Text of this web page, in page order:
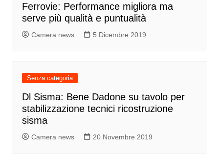
Ferrovie: Performance migliora ma
serve più qualità e puntualità
Camera news 5 Dicembre 2019
Senza categoria
Dl Sisma: Bene Dadone su tavolo per
stabilizzazione tecnici ricostruzione
sisma
Camera news 20 Novembre 2019